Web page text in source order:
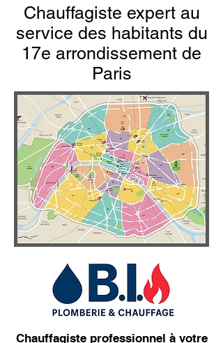
Chauffagiste expert au
service des habitants du
17e arrondissement de
Paris
Chauffagiste professionnel à votre